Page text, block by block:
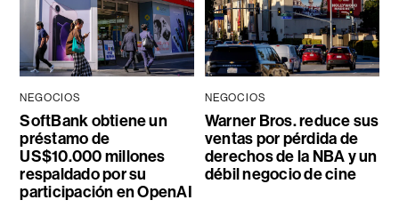
NEGOCIOS
SoftBank obtiene un
préstamo de
US$10.000 millones
respaldado por su
participación en OpenAI
NEGOCIOS
Warner Bros. reduce sus
ventas por pérdida de
derechos de la NBA y un
débil negocio de cine